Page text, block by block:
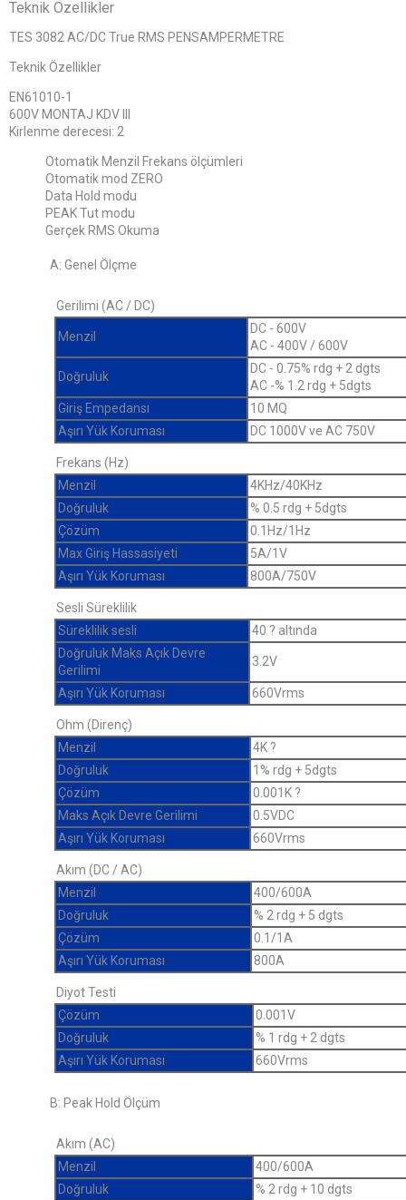
Teknik Özellikler
TES 3082 AC/DC True RMS PENSAMPERMETRE
Teknik Özellikler
EN61010-1
600V MONTAJ KDV III
Kirlenme derecesi: 2
Otomatik Menzil Frekans ölçümleri
Otomatik mod ZERO
Data Hold modu
PEAK Tut modu
Gerçek RMS Okuma
A: Genel Ölçme
Gerilimi (AC / DC)
Menzil
DC - 600V
AC - 400V / 600V
Doğruluk
DC - 0.75% rdg + 2 dgts
AC -% 1.2 rdg + 5dgts
Giriş Empedansı
10 MQ
Aşırı Yük Koruması
DC 1000V ve AC 750V
Frekans (Hz)
Menzil
4KHz/40KHz
Doğruluk
% 0.5 rdg + 5dgts
Çözüm
0.1Hz/1Hz
Max Giriş Hassasiyeti
5A/1V
Aşırı Yük Koruması
800A/750V
Sesli Süreklilik
Süreklilik sesli
40 ? altında
Doğruluk Maks Açık Devre
Gerilimi
3.2V
Aşırı Yük Koruması 660Vrms
Ohm (Direnç)
Menzil
4K ?
Doğruluk
1% rdg + 5dgts
Çözüm
0.001K ?
Maks Açık Devre Gerilimi
0.5VDC
Aşırı Yük Koruması
660Vrms
Akım (DC / AC)
Menzil
400/600A
Doğruluk
% 2 rdg + 5 dgts
Çözüm
0.1/1A
Aşırı Yük Koruması
800A
Diyot Testi
Çözüm
0.001V
Doğruluk
% 1 rdg + 2 dgts
Aşırı Yük Koruması
660Vrms
B: Peak Hold Ölçüm
Akım (AC)
Menzil
400/600A
Doğruluk
% 2 rdg + 10 dgts